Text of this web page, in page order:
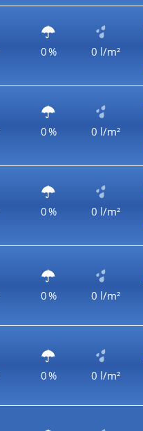
0 % 0 l/m²
0 % 0 l/m²
0 % 0 l/m²
0 % 0 l/m²
0 % 0 l/m²